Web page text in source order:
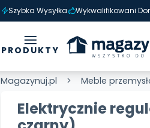
Szybka Wysyłka Wykwalifikowani
PRODUKTY
Magazynuj.pl Meble
Elektrycznie